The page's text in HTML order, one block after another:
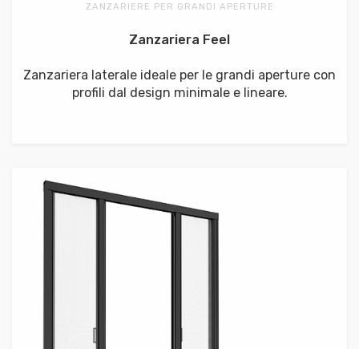
ZANZARIERE PER GRANDI APERTURE
Zanzariera Feel
Zanzariera laterale ideale per le grandi aperture con
profili dal design minimale e lineare.